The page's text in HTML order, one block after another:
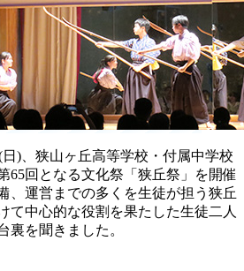
日)、狭山ヶ丘高等学校・付属中学校
65回となる文化祭「狭丘祭」を開催
、運営までの多くを生徒が担う狭丘
て中心的な役割を果たした生徒二人
裏を聞きました。